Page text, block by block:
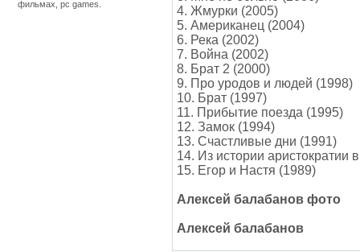
фильмах, pc games.
4. Жмурки (2005)
5. Американец (2004)
6. Река (2002)
7. Война (2002)
8. Брат 2 (2000)
9. Про уродов и людей (1998)
10. Брат (1997)
11. Прибытие поезда (1995)
12. Замок (1994)
13. Счастливые дни (1991)
14. Из истории аристократии
15. Егор и Настя (1989)
Алексей балабанов фото
Алексей балабанов